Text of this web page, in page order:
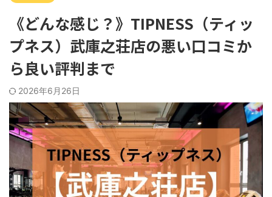
《どんな感じ？》TIPNESS（ティッ
プネス）武庫之荘店の悪い口コミか
ら良い評判まで
2026年6月26日